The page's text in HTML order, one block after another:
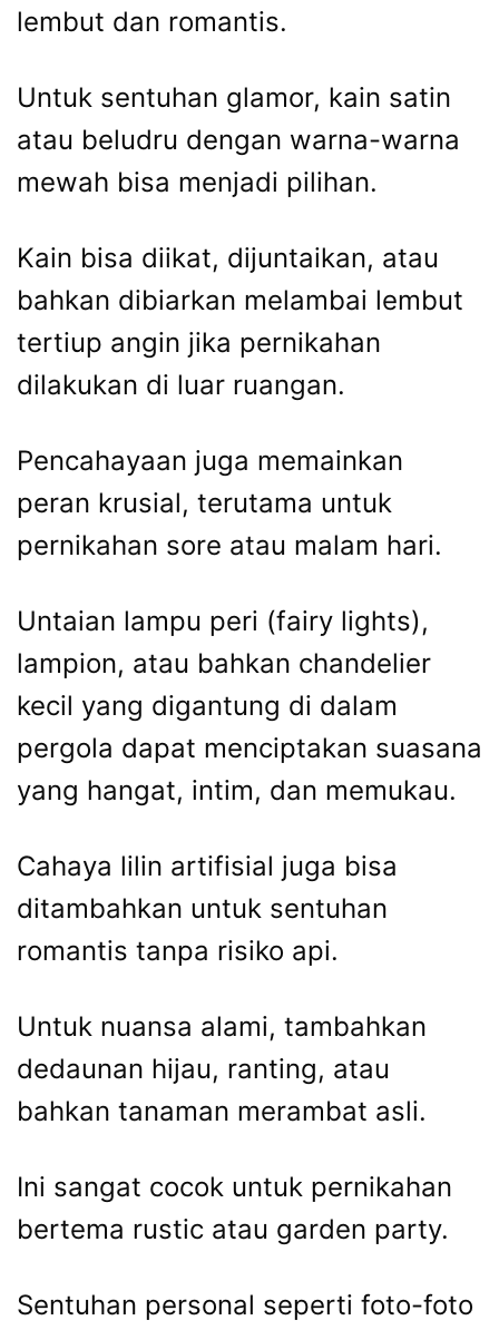
lembut dan romantis.
Untuk sentuhan glamor, kain satin
atau beludru dengan warna-warna
mewah bisa menjadi pilihan.
Kain bisa diikat, dijuntaikan, atau
bahkan dibiarkan melambai lembut
tertiup angin jika pernikahan
dilakukan di luar ruangan.
Pencahayaan juga memainkan
peran krusial, terutama untuk
pernikahan sore atau malam hari.
Untaian lampu peri (fairy lights),
lampion, atau bahkan chandelier
kecil yang digantung di dalam
pergola dapat menciptakan suasana
yang hangat, intim, dan memukau.
Cahaya lilin artifisial juga bisa
ditambahkan untuk sentuhan
romantis tanpa risiko api.
Untuk nuansa alami, tambahkan
dedaunan hijau, ranting, atau
bahkan tanaman merambat asli.
Ini sangat cocok untuk pernikahan
bertema rustic atau garden party.
Sentuhan personal seperti foto-foto